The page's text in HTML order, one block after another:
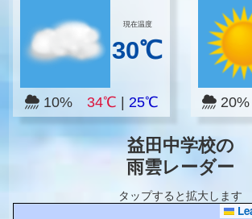
現在温度
30℃
10% 34℃ 25℃
益田中学校の
雨雲レーダー
タップすると拡大します